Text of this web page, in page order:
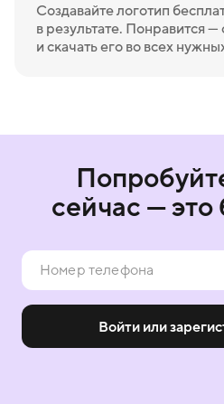
Создавайте логотип
в результате. Понравится
и скачать его во всех
сейчас — это
Войти или